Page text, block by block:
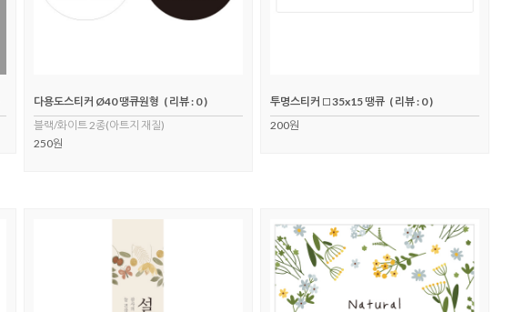
다용도스티커 Ø40 땡큐원형 ( 리뷰 : 0 )
블랙/화이트 2종(아트지 재질)
250원
투명스티커 □35x15 땡큐 ( 리뷰 : 0 )
200원